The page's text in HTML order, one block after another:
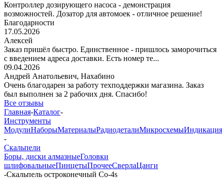
Контроллер дозирующего насоса - демонстрация
возможностей. Дозатор для автомоек - отличное решение!
Благодарности
17.05.2026
Алексей
Заказ пришёл быстро. Единственное - пришлось заморочиться
с введением адреса доставки. Есть номер те...
09.04.2026
Андрей Анатольевич, Нахабино
Очень благодарен за работу техподдержки магазина. Заказ
был выполнен за 2 рабочих дня. Спасибо!
Все отзывы
Главная-Каталог-
Инструменты
МодулиНаборыМатериалыРадиодеталиМикросхемыИндикация
-
Скальпели
Боры, диски алмазныеГоловки
шлифовальныеПинцетыПрочееСверлаЦанги
-Скальпель остроконечный Со-4s